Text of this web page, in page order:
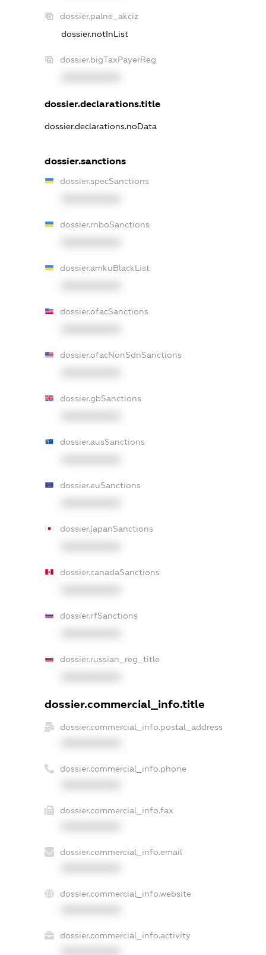
dossier.palne_akciz
dossier.notInList
dossier.bigTaxPayerReg
dossier.declarations.title
dossier.declarations.noData
dossier.sanctions
dossier.specSanctions
dossier.rnboSanctions
dossier.amkuBlackList
dossier.ofacSanctions
dossier.ofacNonSdnSanctions
dossier.gbSanctions
dossier.ausSanctions
dossier.euSanctions
dossier.japanSanctions
dossier.canadaSanctions
dossier.rfSanctions
dossier.russian_reg_title
dossier.commercial_info.title
dossier.commercial_info.postal_address
dossier.commercial_info.phone
dossier.commercial_info.fax
dossier.commercial_info.email
dossier.commercial_info.website
dossier.commercial_info.activity